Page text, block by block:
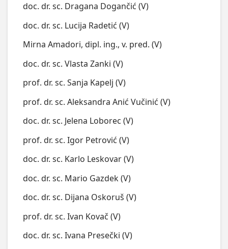
doc. dr. sc. Dragana Dogančić (V)
doc. dr. sc. Lucija Radetić (V)
Mirna Amadori, dipl. ing., v. pred. (V)
doc. dr. sc. Vlasta Zanki (V)
prof. dr. sc. Sanja Kapelj (V)
prof. dr. sc. Aleksandra Anić Vučinić (V)
doc. dr. sc. Jelena Loborec (V)
prof. dr. sc. Igor Petrović (V)
doc. dr. sc. Karlo Leskovar (V)
doc. dr. sc. Mario Gazdek (V)
doc. dr. sc. Dijana Oskoruš (V)
prof. dr. sc. Ivan Kovač (V)
doc. dr. sc. Ivana Presečki (V)